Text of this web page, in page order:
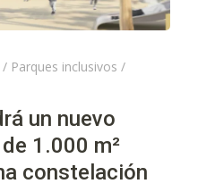
/ Parques inclusivos /
un nuevo
1.000 m²
constelación